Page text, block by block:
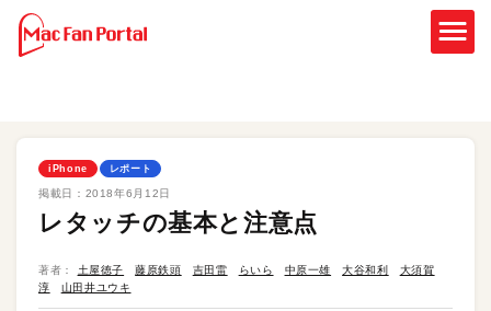
iPhone レポート
掲載日： 2018年6月12日
レタッチの基本と注意点
著者： 土屋徳子 藤原鉄頭 吉田雷 らいら 中原一雄 大谷和利
大須賀
淳
山田井ユウキ